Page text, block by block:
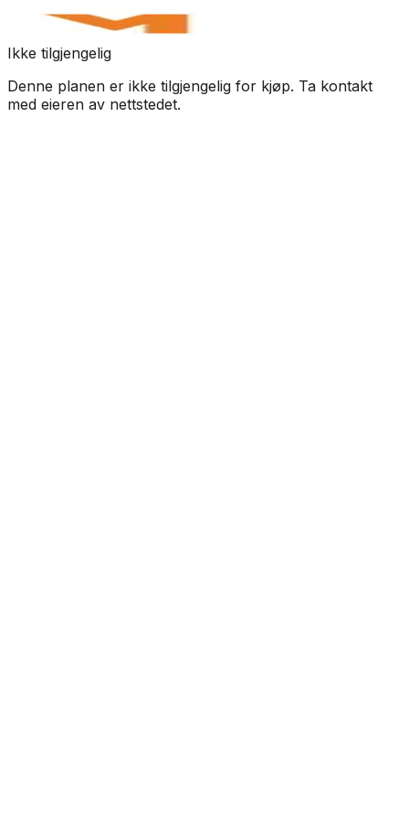
Ikke tilgjengelig
Denne planen er ikke tilgjengelig for kjøp. Ta kontakt
med eieren av nettstedet.